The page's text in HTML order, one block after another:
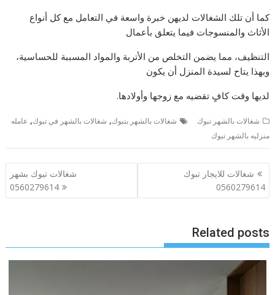
كما أن تلك الشغالات لديهن خبرة واسعة في التعامل مع كل أنواع
الأثاث والمنسوجات فيما يتعلق بأعمال
التنظيف، مما يضمن التخلص من الأتربة والمواد المسببة للحساسية،
وبهذا يتاح لسيدة المنزل أن يكون
لديها وقت كافٍ تقضيه مع زوجها وأولادها.
شغالات بالشهر تبوك شغالات بالشهر بتبوك, شغالات بالشهر في تبوك, عامله
منزليه بالشهر تبوك
تصفّح
المقالات
شغالات للايجار تبوك
0560279614
شغالات تبوك بشهر
0560279614
Related posts